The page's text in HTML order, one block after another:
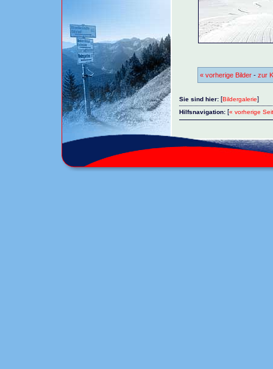
« vorherige Bilder - zur
Sie sind hier: [Bildergalerie]
Hilfsnavigation: [« vorherige